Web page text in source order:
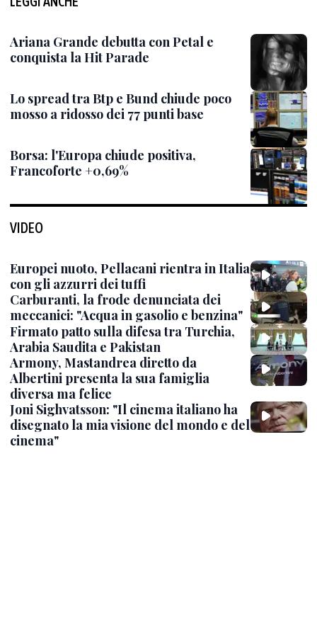
Ariana Grande debutta con Petal e
conquista la Hit Parade
Lo spread tra Btp e Bund chiude poco
mosso a ridosso dei 77 punti base
Borsa: l'Europa chiude positiva,
Francoforte +0,69%
VIDEO
Europei nuoto, Pellacani rientra in Italia
con gli azzurri dei tuffi
Carburanti, la frode denunciata dei
meccanici: "Acqua in gasolio e benzina"
Firmato patto sulla difesa tra Turchia,
Arabia Saudita e Pakistan
Armony, Mastandrea diretto da
Albertini presenta la sua famiglia
diversa ma felice
Joni Sighvatsson: "Il cinema italiano ha
disegnato la mia visione del mondo e del
cinema"